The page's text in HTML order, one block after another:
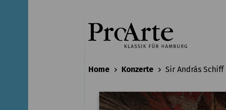
Home Konzerte Sir András Schiff